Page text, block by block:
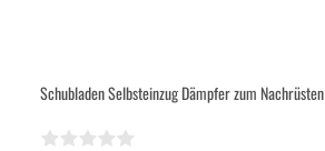
Schubladen Selbsteinzug Dämpfer zum Nachrüsten